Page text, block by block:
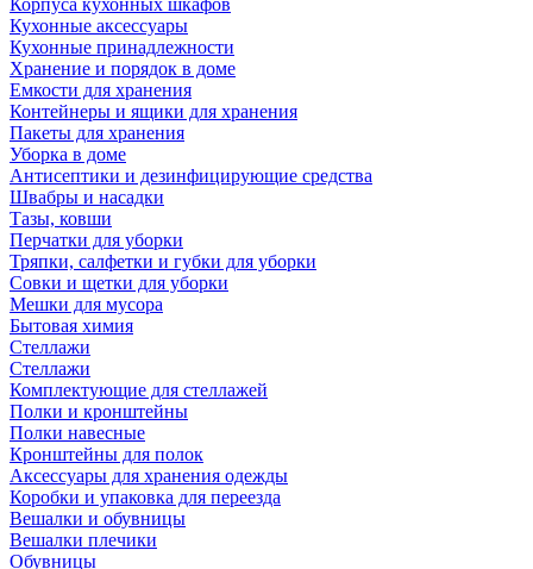
Корпуса кухонных шкафов
Кухонные аксессуары
Кухонные принадлежности
Хранение и порядок в доме
Емкости для хранения
Контейнеры и ящики для хранения
Пакеты для хранения
Уборка в доме
Антисептики и дезинфицирующие средства
Швабры и насадки
Тазы, ковши
Перчатки для уборки
Тряпки, салфетки и губки для уборки
Совки и щетки для уборки
Мешки для мусора
Бытовая химия
Стеллажи
Стеллажи
Комплектующие для стеллажей
Полки и кронштейны
Полки навесные
Кронштейны для полок
Аксессуары для хранения одежды
Коробки и упаковка для переезда
Вешалки и обувницы
Вешалки плечики
Обувницы